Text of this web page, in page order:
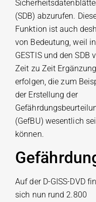
(SDB) abzurufen.
Funktion ist auch
von Bedeutung, weil in
GESTIS und den SDB
Zeit zu Zeit
erfolgen, die zum
der Erstellung der
(GefBU) wesentlich
können.
Auf der D-GISS-DVD
sich nun rund 2.800